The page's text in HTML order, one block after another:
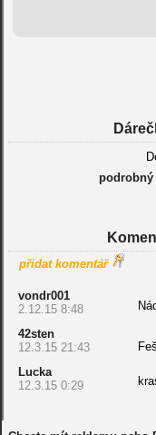
přidat komentář
vondr001
2.12.15 8:48
42sten
12.3.15 21:43
Lucka
12.3.15 0:29